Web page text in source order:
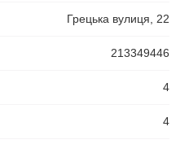
Грецька вулиця, 22
213349446
4
4